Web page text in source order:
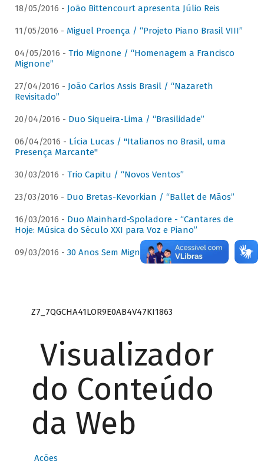
18/05/2016 - João Bittencourt apresenta Júlio Reis
11/05/2016 - Miguel Proença / “Projeto Piano Brasil VIII”
04/05/2016 - Trio Mignone / “Homenagem a Francisco
Mignone”
27/04/2016 - João Carlos Assis Brasil / “Nazareth
Revisitado”
20/04/2016 - Duo Siqueira-Lima / “Brasilidade”
06/04/2016 - Lícia Lucas / "Italianos no Brasil, uma
Presença Marcante"
30/03/2016 - Trio Capitu / “Novos Ventos”
23/03/2016 - Duo Bretas-Kevorkian / “Ballet de Mãos”
16/03/2016 - Duo Mainhard-Spoladore - “Cantares de
Hoje: Música do Século XXI para Voz e Piano”
09/03/2016 - 30 Anos Sem Mignone
Z7_7QGCHA41LOR9E0AB4V47KI1863
Visualizador
do Conteúdo
da Web
Ações